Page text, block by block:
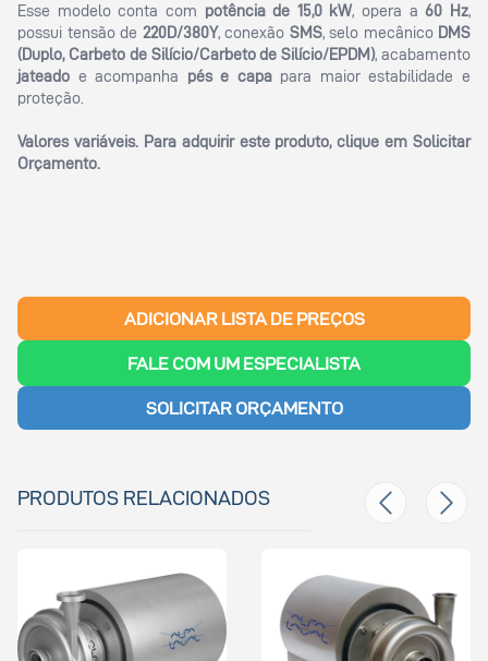
Esse modelo conta com potência de 15,0 kW, opera a60 Hz,
possui tensão de 220D/380Y, conexão SMS, selo mecânico DMS
(Duplo, Carbeto de Silício/Carbeto de Silício/EPDM), acabamento
jateado e acompanha pés e capapara maior estabilidade e
proteção.
Valores variáveis. Para adquirir este produto, clique em Solicitar
Orçamento.
ADICIONAR LISTA DE PREÇOS
FALE COM UM ESPECIALISTA
SOLICITAR ORÇAMENTO
PRODUTOS RELACIONADOS